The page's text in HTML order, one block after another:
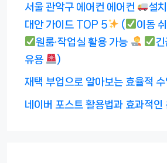
서울 관악구 에어컨 에어컨
설
대안 가이드 TOP 5
(
이동
원룸·작업실 활용 가능
유용
)
재택 부업으로 알아보는 효율적 수
네이버 포스트 활용법과 효과적인